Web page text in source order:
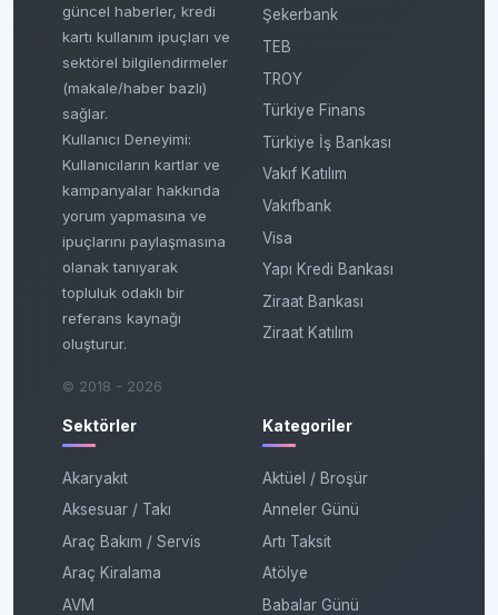
güncel haberler, kredi
kartı kullanım ipuçları ve
sektörel bilgilendirmeler
(makale/haber bazlı)
sağlar.
Kullanıcı Deneyimi:
Kullanıcıların kartlar ve
kampanyalar hakkında
yorum yapmasına ve
ipuçlarını paylaşmasına
olanak tanıyarak
topluluk odaklı bir
referans kaynağı
oluşturur.
© 2018 - 2026
Şekerbank
TEB
TROY
Türkiye Finans
Türkiye İş Bankası
Vakıf Katılım
Vakıfbank
Visa
Yapı Kredi Bankası
Ziraat Bankası
Ziraat Katılım
Sektörler
Akaryakıt
Aksesuar / Takı
Araç Bakım / Servis
Araç Kiralama
AVM
Kategoriler
Aktüel / Broşür
Anneler Günü
Artı Taksit
Atölye
Babalar Günü